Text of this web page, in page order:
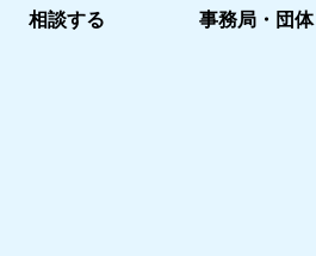
相談する 事務局・団体